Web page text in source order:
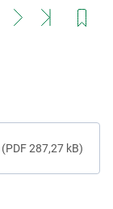
PDF 287,27 kB